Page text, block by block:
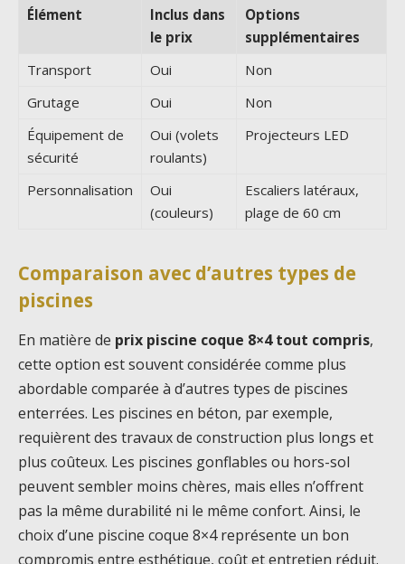
Élément
Inclus dans
le prix
Options
supplémentaires
Transport
Oui
Non
Grutage
Oui
Non
Équipement de
sécurité
Oui (volets
roulants)
Projecteurs LED
Personnalisation
Oui
(couleurs)
Escaliers latéraux,
plage de 60 cm
Comparaison avec d’autres types de
piscines
En matière de prix piscine coque 8×4 tout compris,
cette option est souvent considérée comme plus
abordable comparée à d’autres types de piscines
enterrées. Les piscines en béton, par exemple,
requièrent des travaux de construction plus longs et
plus coûteux. Les piscines gonflables ou hors-sol
peuvent sembler moins chères, mais elles n’offrent
pas la même durabilité ni le même confort. Ainsi, le
choix d’une piscine coque 8×4 représente un bon
compromis entre esthétique, coût et entretien réduit.